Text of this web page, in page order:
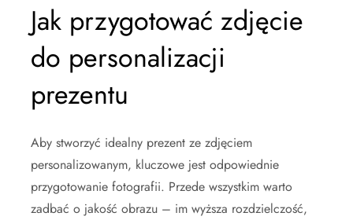
Jak przygotować zdjęcie
do personalizacji
prezentu
Aby stworzyć idealny prezent ze zdjęciem
personalizowanym, kluczowe jest odpowiednie
przygotowanie fotografii. Przede wszystkim warto
zadbać o jakość obrazu – im wyższa rozdzielczość,